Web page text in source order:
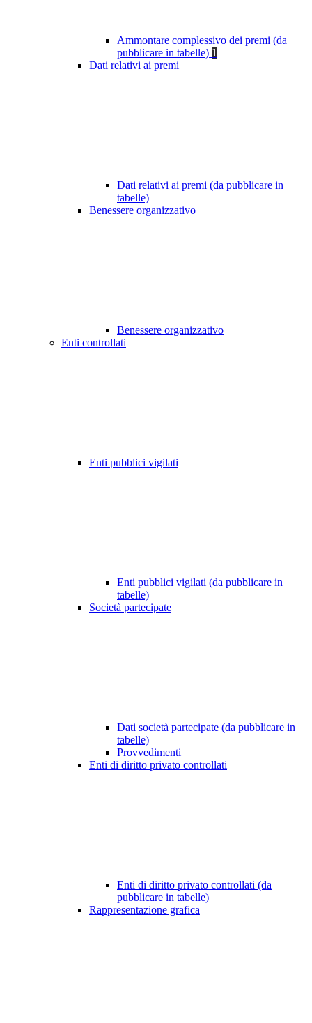
Ammontare complessivo dei premi (da
pubblicare in tabelle) 1
Dati relativi ai premi
Dati relativi ai premi (da pubblicare in
tabelle)
Benessere organizzativo
Benessere organizzativo
Enti controllati
Enti pubblici vigilati
Enti pubblici vigilati (da pubblicare in
tabelle)
Società partecipate
Dati società partecipate (da pubblicare in
tabelle)
Provvedimenti
Enti di diritto privato controllati
Enti di diritto privato controllati (da
pubblicare in tabelle)
Rappresentazione grafica